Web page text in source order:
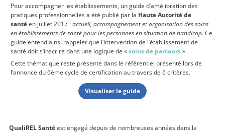
Pour accompagner les établissements, un guide d’amélioration des
pratiques professionnelles a été publié par la Haute Autorité de
santéen juillet 2017 :accueil, accompagnement et organisation des soins
en établissements de santé pour les personnes en situation de handicap. Ce
guide entend ainsi rappeler que l’intervention de l’établissement de
santé doit s’inscrire dans une logique de «soins de parcours».
Cette thématique reste présente dans le référentiel présenté lors de
l’annonce du 6ème cycle de certification au travers de 6 critères.
Visualiser le guide
QualiREL Santéest engagé depuis de nombreuses années dans la